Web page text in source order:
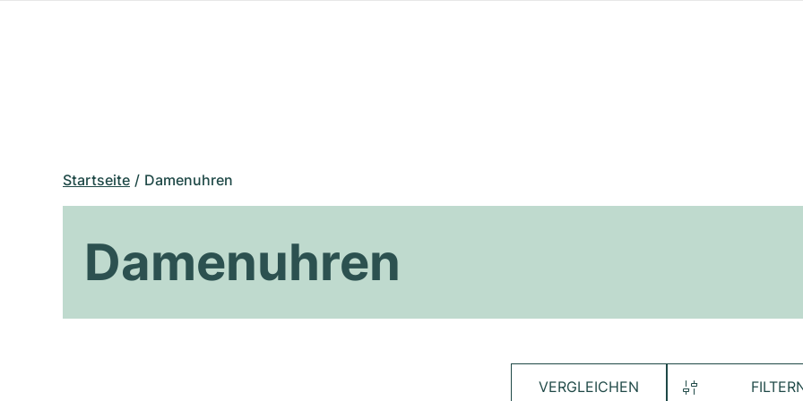
Startseite Damenuhren
Damenuhren
VERGLEICHEN